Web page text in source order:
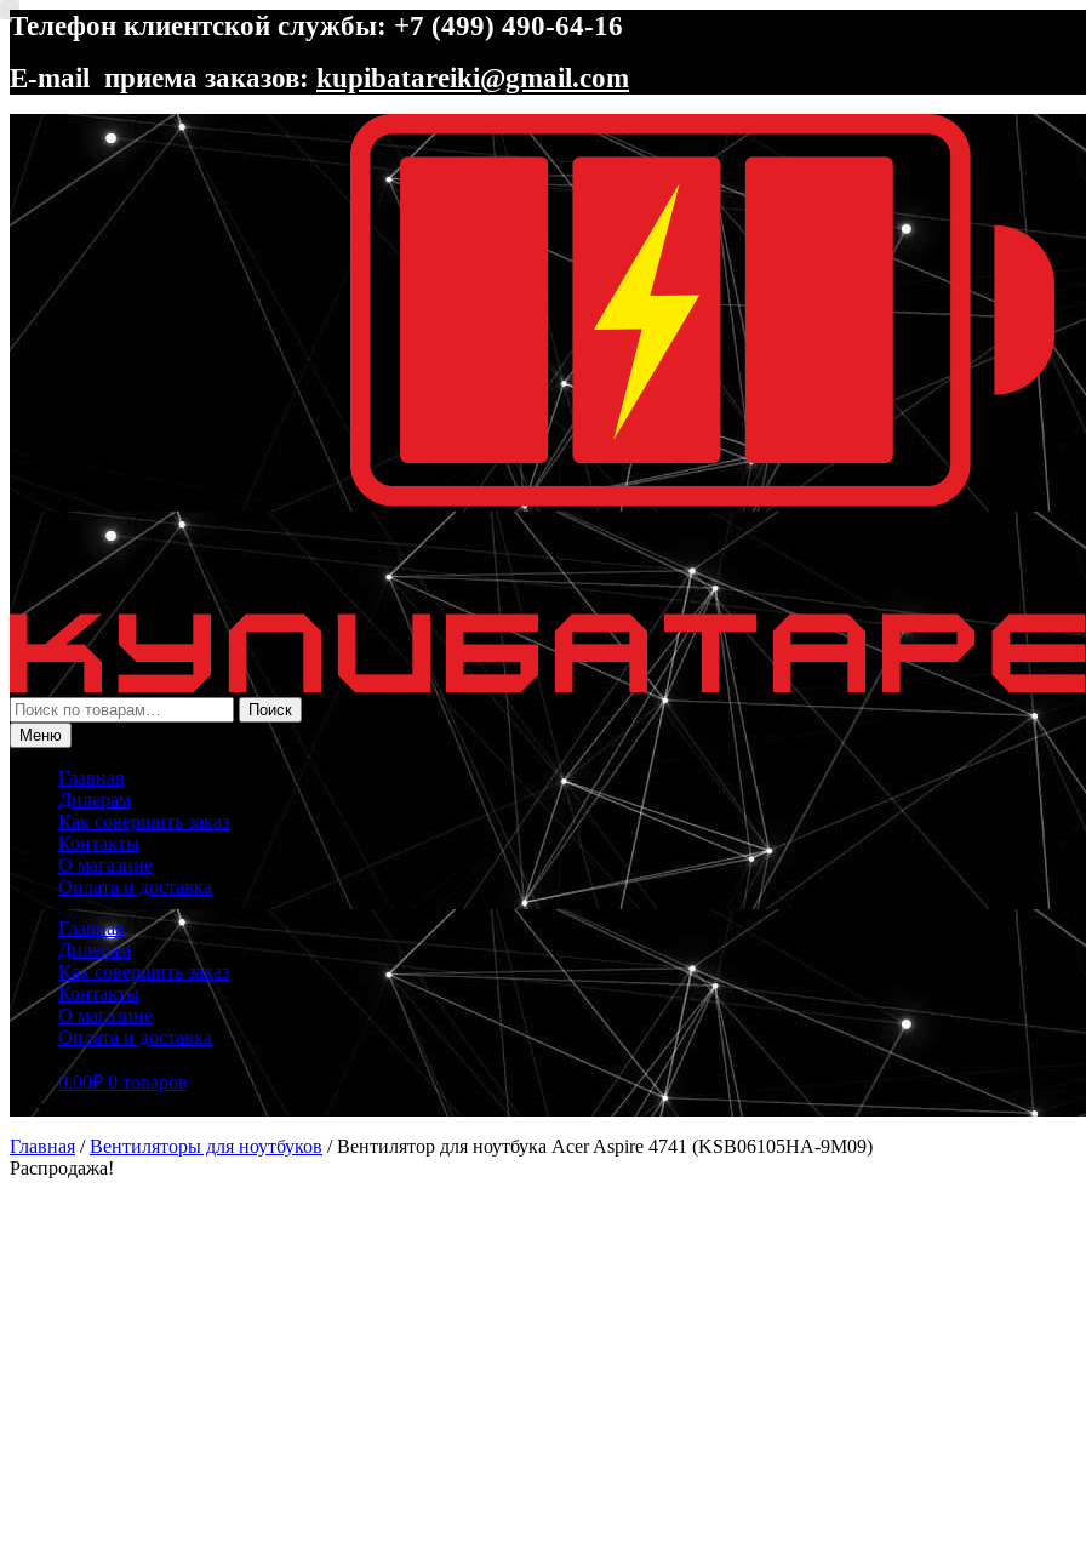
Телефон клиентской службы: +7 (499) 490-64-16
E-mail приема заказов: kupibatareiki@gmail.com
Перейти
навигации
Перейти
содержимому
Искать:
Поиск
Меню
Главная
Дилерам
Как совершить заказ
Контакты
О магазине
Оплата и доставка
Главная
Дилерам
Как совершить заказ
Контакты
О магазине
Оплата и доставка
0.00₽ 0 товаров
Главная /Вентиляторы для ноутбуков /Вентилятор для ноутбука Acer Aspire 4741 (KSB06105HA-9M09)
Распродажа!